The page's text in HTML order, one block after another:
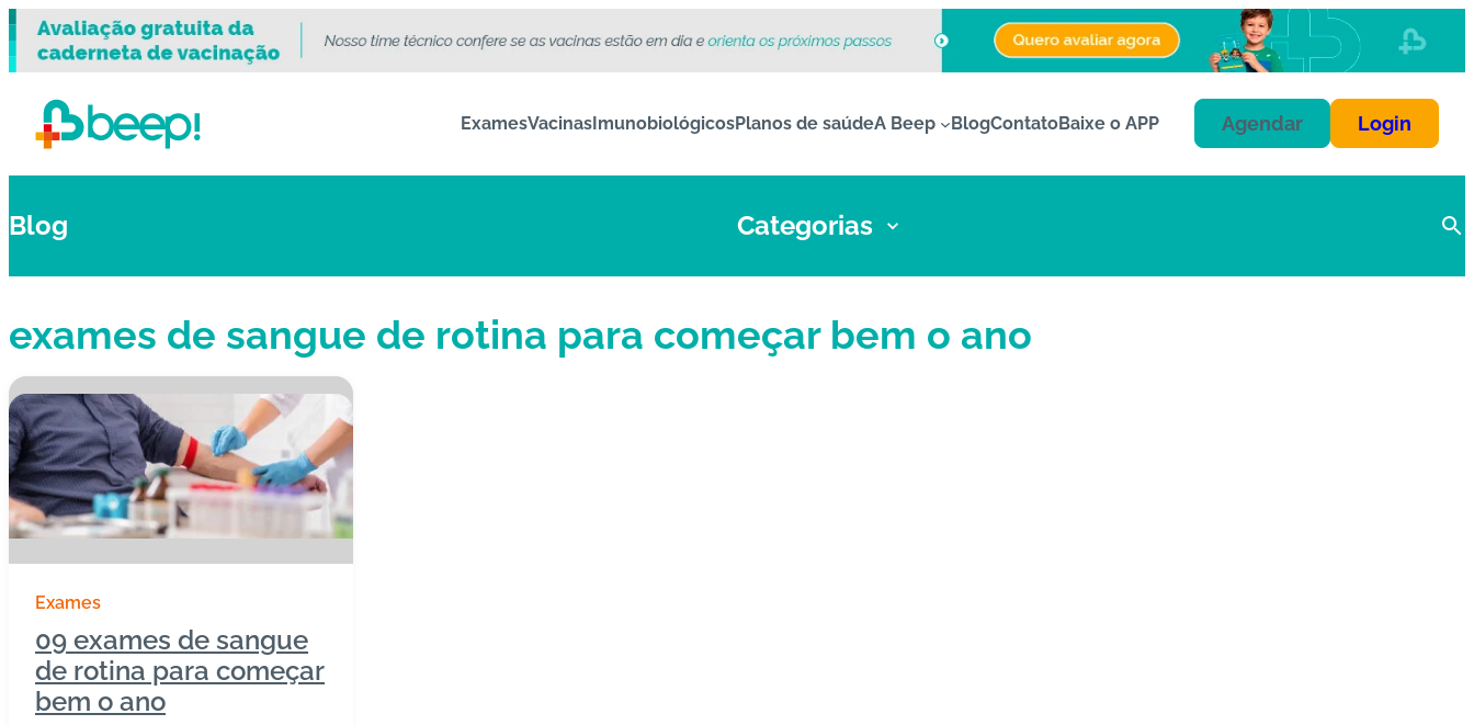
ExamesVacinasImunobiológicosPlanos de saúdeA Beep BlogContatoBaixe o APP Agendar Login
Blog Categorias
exames de sangue de rotina para começar bem o ano
Exames
09 exames de sangue
de rotina para começar
bem o ano